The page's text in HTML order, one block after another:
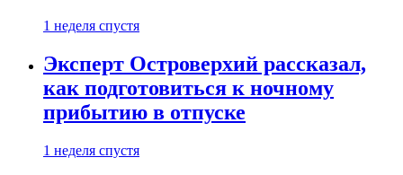
1 неделя спустя
Эксперт Островерхий рассказал,
как подготовиться к ночному
прибытию в отпуске
1 неделя спустя